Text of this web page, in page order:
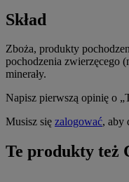
Skład
Zboża, produkty
pochodzenia zwierzęcego
minerały.
Napisz pierwszą opinię o
Musisz się zalogować, aby
Te produkty też